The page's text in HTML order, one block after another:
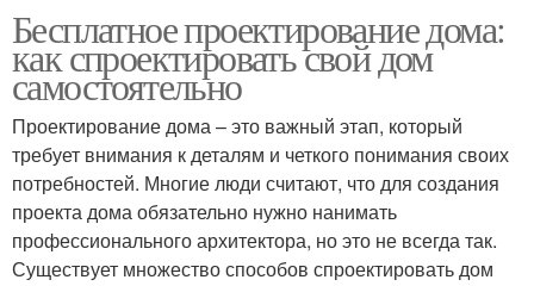
Бесплатное проектирование дома:
как спроектировать свой дом
самостоятельно
Проектирование дома – это важный этап, который
требует внимания к деталям и четкого понимания своих
потребностей. Многие люди считают, что для создания
проекта дома обязательно нужно нанимать
профессионального архитектора, но это не всегда так.
Существует множество способов спроектировать дом